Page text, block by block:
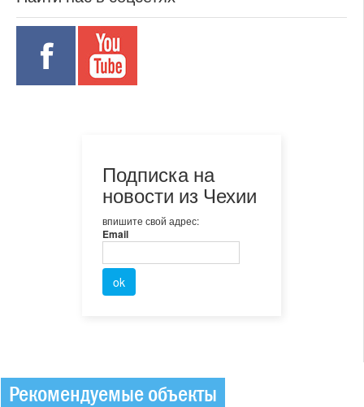
Подписка на
новости из Чехии
впишите свой адрес:
Email
Рекомендуемые объекты